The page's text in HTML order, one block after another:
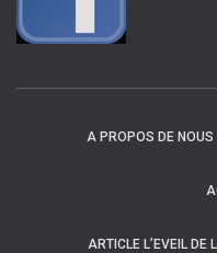
A PROPOS DE NOUS
ARTICLE L’EVEIL DE